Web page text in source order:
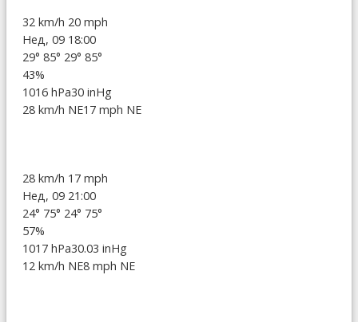
32 km/h 20 mph
Нед, 09 18:00
29° 85° 29° 85°
43%
1016 hPa30 inHg
28 km/h NE17 mph NE
28 km/h 17 mph
Нед, 09 21:00
24° 75° 24° 75°
57%
1017 hPa30.03 inHg
12 km/h NE8 mph NE